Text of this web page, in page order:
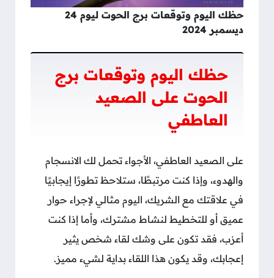
حظك اليوم وتوقعات برج الحوت ليوم 24
ديسمبر 2024
حظك اليوم وتوقعات برج
الحوت على الصعيد
العاطفي
على الصعيد العاطفي، الأجواء تحمل لك الانسجام
والهدوء، وإذا كنت مرتبطًا، ستلاحظ تطورًا إيجابيًا
في علاقتك مع الشريك، اليوم مثالي لإجراء حوار
عميق أو للتخطيط لنشاط مشترك، وأما إذا كنت
أعزب، فقد تكون على وشك لقاء شخص يثير
إعجابك، وقد يكون هذا اللقاء بداية لشيء مميز.